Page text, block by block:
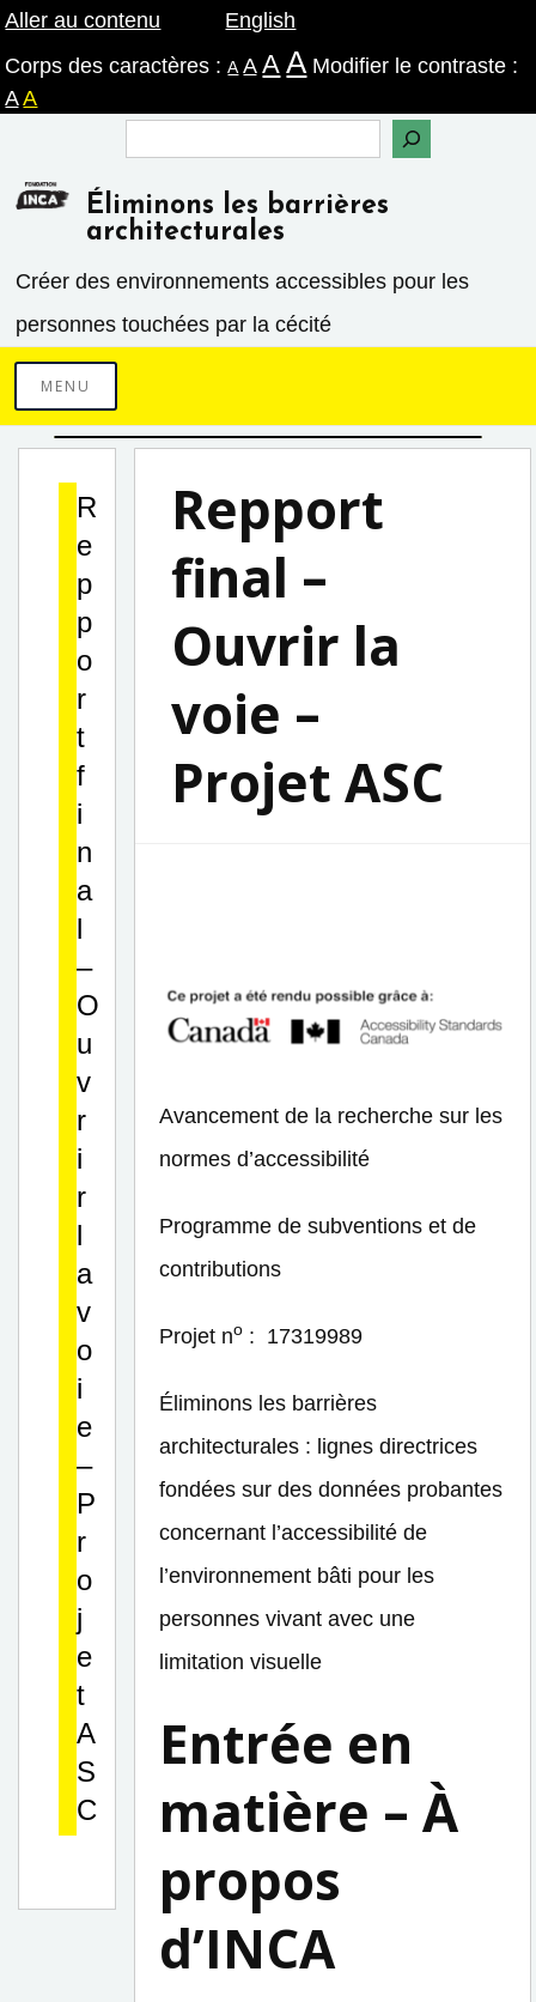
Skip
to
content
Aller au contenu
English
Corps des caractères :A A A A Modifier le contraste :
A A
Éliminons les barrières
architecturales
Créer des environnements accessibles pour les
personnes touchées par la cécité
MENU
Repport
final –
Ouvrir la
voie –
Projet ASC
Avancement de la recherche sur les
normes d’accessibilité
Programme de subventions et de
contributions
Projet no : 17319989
Éliminons les barrières
architecturales : lignes directrices
fondées sur des données probantes
concernant l’accessibilité de
l’environnement bâti pour les
personnes vivant avec une
limitation visuelle
Entrée en
matière – À
propos
d’INCA
R
e
p
p
o
r
t
f
i
n
a
l
–
O
u
v
r
i
r
l
a
v
o
i
e
–
P
r
o
j
e
t
A
S
C